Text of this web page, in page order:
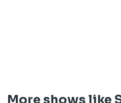
More shows like